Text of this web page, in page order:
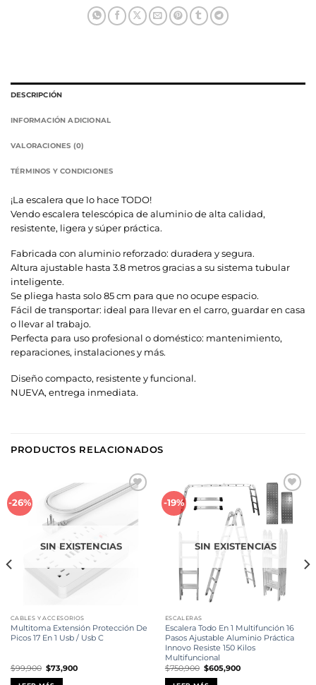
DESCRIPCIÓN
INFORMACIÓN ADICIONAL
VALORACIONES (0)
TÉRMINOS Y CONDICIONES
¡La escalera que lo hace TODO!
Vendo escalera telescópica de aluminio de alta calidad,
resistente, ligera y súper práctica.
Fabricada con aluminio reforzado: duradera y segura.
Altura ajustable hasta 3.8 metros gracias a su sistema tubular
inteligente.
Se pliega hasta solo 85 cm para que no ocupe espacio.
Fácil de transportar: ideal para llevar en el carro, guardar en casa
o llevar al trabajo.
Perfecta para uso profesional o doméstico: mantenimiento,
reparaciones, instalaciones y más.
Diseño compacto, resistente y funcional.
NUEVA, entrega inmediata.
PRODUCTOS RELACIONADOS
-26%
deseos
SIN EXISTENCIAS
CABLES Y ACCESORIOS
Multitoma Extensión Protección De
Picos 17 En 1 Usb / Usb C
$99,900 El
precio
original
$73,900El
-19%
Añadir
a la
lista de
deseos
SIN EXISTENCIAS
ESCALERAS
Escalera Todo En 1 Multifunción 16
Pasos Ajustable Aluminio Práctica
Innovo Resiste 150 Kilos
Multifuncional
$750,900 El
precio
original
$605,900El